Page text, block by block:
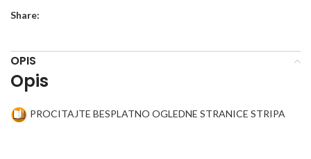
Share:
OPIS
Opis
PROCITAJTE BESPLATNO OGLEDNE STRANICE STRIPA